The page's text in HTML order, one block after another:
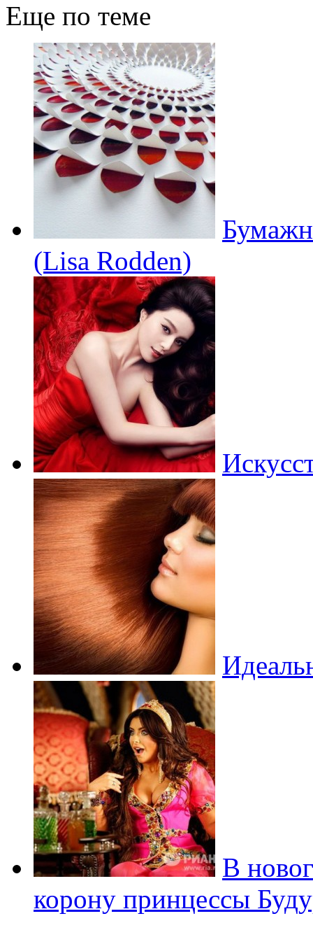
Еще по теме
(Lisa Rodden)
В
корону принцессы